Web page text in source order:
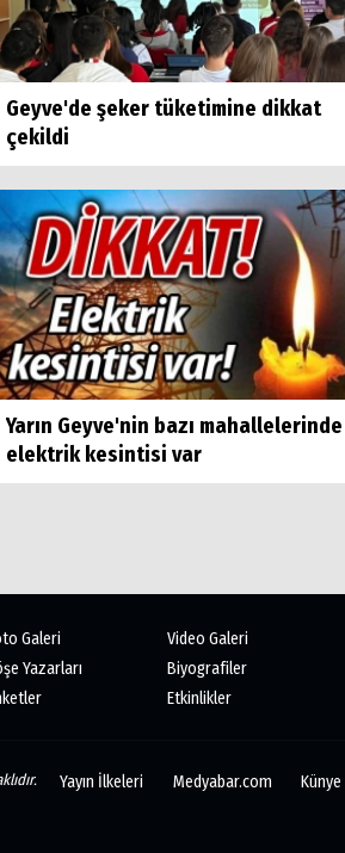
Geyve'de şeker tüketimine dikkat
çekildi
Yarın Geyve'nin bazı mahallelerinde
elektrik kesintisi var
Galeri
Video Galeri
Yazarları
Biyografiler
Etkinlikler
Yayın İlkeleri Medyabar.com Künye